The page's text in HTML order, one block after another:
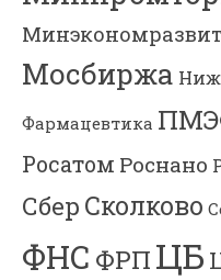
Мосбиржа
Фармацевтика
Росатом Роснано
Сбер Сколково
ФНС ФРП ЦБ